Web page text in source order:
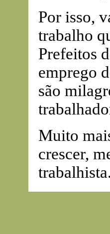
Por isso,
trabalho
Prefeitos
emprego
são
Muito
crescer,
trabalhista.